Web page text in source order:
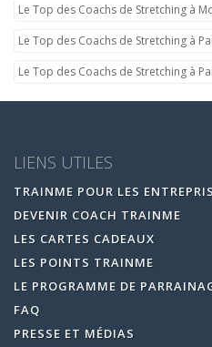
Le Top des Coachs de Stretching à
Le Top des Coachs de Stretching à
Le Top des Coachs de Stretching à
LIENS UTILES
TRAINME POUR LES
DEVENIR COACH TRAINME
LES CARTES CADEAUX
LES POINTS TRAINME
LE PROGRAMME DE
FAQ
PRESSE ET MÉDIAS